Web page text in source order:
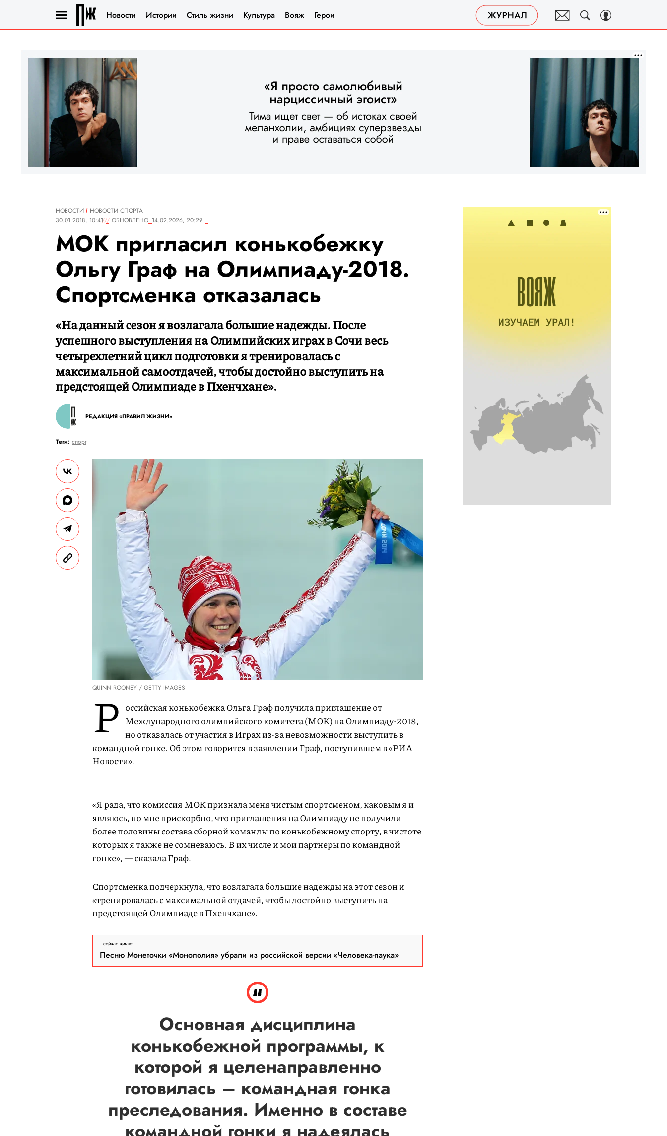
Новости Истории Стиль жизни Культура Вояж Герои
НОВОСТИ
НОВОСТИ СПОРТА
30.01.2018, 10:41
ОБНОВЛЕНО 14.02.2026, 20:29
МОК пригласил конькобежку
Ольгу Граф на Олимпиаду-2018.
Спортсменка отказалась
«На данный сезон я возлагала большие надежды. После
успешного выступления на Олимпийских играх в Сочи весь
четырехлетний цикл подготовки я тренировалась с
максимальной самоотдачей, чтобы достойно выступить на
предстоящей Олимпиаде в Пхенчхане».
РЕДАКЦИЯ «ПРАВИЛ ЖИЗНИ»
Теги: спорт
QUINN ROONEY / GETTY IMAGES
Р оссийская конькобежка Ольга Граф получила приглашение от
Международного олимпийского комитета (МОК) на Олимпиаду-2018,
но отказалась от участия в Играх из-за невозможности выступить в
командной гонке. Об этомговоритсяв заявлении Граф, поступившем в «РИА
Новости».
«Я рада, что комиссия МОК признала меня чистым спортсменом, каковым я и
являюсь, но мне прискорбно, что приглашения на Олимпиаду не получили
более половины состава сборной команды по конькобежному спорту, в чистоте
которых я также не сомневаюсь. В их числе и мои партнеры по командной
гонке», — сказала Граф.
Спортсменка подчеркнула, что возлагала большие надежды на этот сезон и
«тренировалась с максимальной отдачей, чтобы достойно выступить на
предстоящей Олимпиаде в Пхенчхане».
сейчас читают
Песню Монеточки «Монополия» убрали из российской версии «Человека-паука»
Основная дисциплина
конькобежной программы, к
которой я целенаправленно
готовилась – командная гонка
преследования. Именно в составе